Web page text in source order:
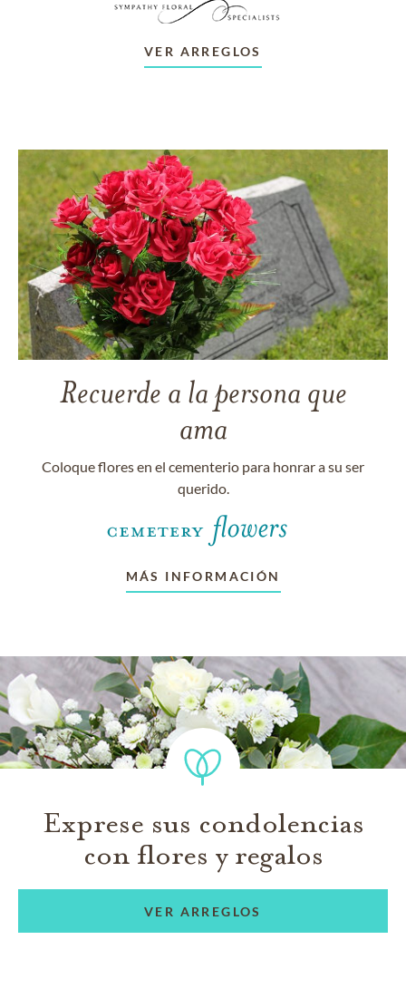
VER ARREGLOS
Recuerde a la persona que
ama
Coloque flores en el cementerio para honrar a su ser
querido.
MÁS INFORMACIÓN
Exprese sus condolencias
con flores y regalos
VER ARREGLOS